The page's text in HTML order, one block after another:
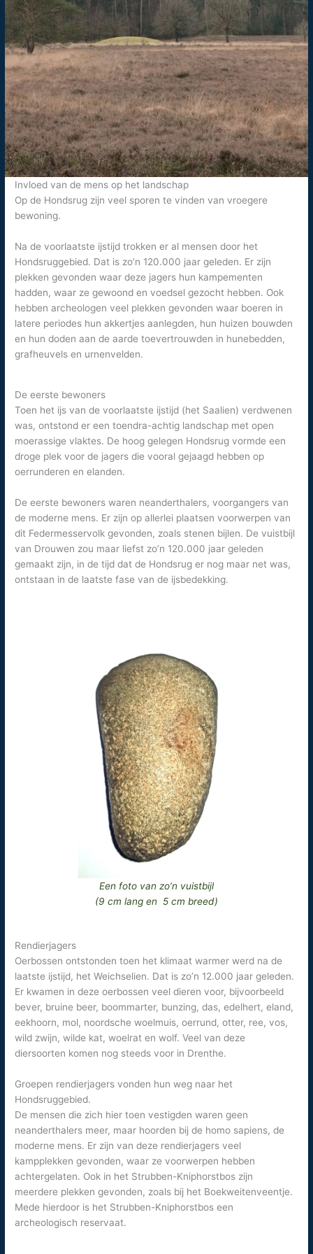
Invloed van de mens op het landschap
Op de Hondsrug zijn veel sporen te vinden van vroegere
bewoning.
Na de voorlaatste ijstijd trokken er al mensen door het
Hondsruggebied. Dat is zo’n 120.000 jaar geleden. Er zijn
plekken gevonden waar deze jagers hun kampementen
hadden, waar ze gewoond en voedsel gezocht hebben. Ook
hebben archeologen veel plekken gevonden waar boeren in
latere periodes hun akkertjes aanlegden, hun huizen bouwden
en hun doden aan de aarde toevertrouwden in hunebedden,
grafheuvels en urnenvelden.
De eerste bewoners
Toen het ijs van de voorlaatste ijstijd (het Saalien) verdwenen
was, ontstond er een toendra-achtig landschap met open
moerassige vlaktes. De hoog gelegen Hondsrug vormde een
droge plek voor de jagers die vooral gejaagd hebben op
oerrunderen en elanden.
De eerste bewoners waren neanderthalers, voorgangers van
de moderne mens. Er zijn op allerlei plaatsen voorwerpen van
dit Federmesservolk gevonden, zoals stenen bijlen. De vuistbijl
van Drouwen zou maar liefst zo’n 120.000 jaar geleden
gemaakt zijn, in de tijd dat de Hondsrug er nog maar net was,
ontstaan in de laatste fase van de ijsbedekking.
Een foto van zo’n vuistbijl
(9 cm lang en 5 cm breed)
Rendierjagers
Oerbossen ontstonden toen het klimaat warmer werd na de
laatste ijstijd, het Weichselien. Dat is zo’n 12.000 jaar geleden.
Er kwamen in deze oerbossen veel dieren voor, bijvoorbeeld
bever, bruine beer, boommarter, bunzing, das, edelhert, eland,
eekhoorn, mol, noordsche woelmuis, oerrund, otter, ree, vos,
wild zwijn, wilde kat, woelrat en wolf. Veel van deze
diersoorten komen nog steeds voor in Drenthe.
Groepen rendierjagers vonden hun weg naar het
Hondsruggebied.
De mensen die zich hier toen vestigden waren geen
neanderthalers meer, maar hoorden bij de homo sapiens, de
moderne mens. Er zijn van deze rendierjagers veel
kampplekken gevonden, waar ze voorwerpen hebben
achtergelaten. Ook in het Strubben-Kniphorstbos zijn
meerdere plekken gevonden, zoals bij het Boekweitenveentje.
Mede hierdoor is het Strubben-Kniphorstbos een
archeologisch reservaat.